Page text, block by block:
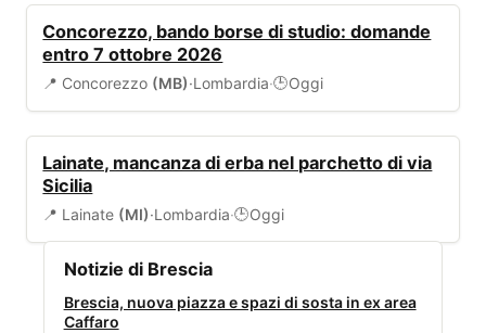
Concorezzo, bando borse di studio: domande
entro 7 ottobre 2026
📍 Concorezzo (MB)·Lombardia·🕒Oggi
Lainate, mancanza di erba nel parchetto di via
Sicilia
📍 Lainate (MI)·Lombardia·🕒Oggi
Notizie di Brescia
Brescia, nuova piazza e spazi di sosta in ex area
Caffaro